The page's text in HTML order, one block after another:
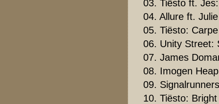
03. Tiësto ft.
04. Allure ft.
05. Tiësto:
06. Unity Street:
07. James
08. Imogen
09.
10. Tiësto: